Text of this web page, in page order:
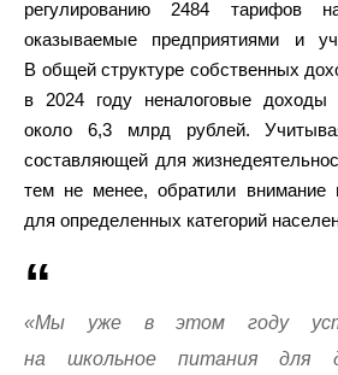
регулированию 2484 тарифов
оказываемые предприятиями и
В общей структуре собственных
в 2024 году неналоговые доходы
около 6,3 млрд рублей.
составляющей для
тем не менее, обратили внимание
для определенных категорий
«Мы уже в этом году
на школьное питания для